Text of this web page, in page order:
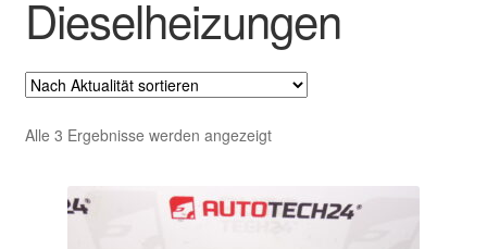
Datenschutz-Bestimmungen
Impressum
Kasse
Kontakt
Dieselheizungen
Alle 3 Ergebnisse werden angezeigtNach